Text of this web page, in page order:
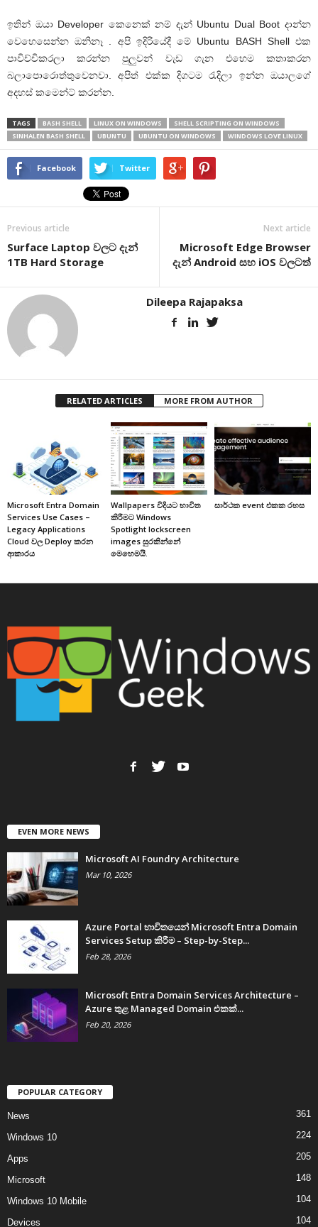
ඉතින් ඔයා Developer කෙනෙක් නම් දැන් Ubuntu Dual Boot දාන්න
වෙහෙසෙන්න ඔනිනෑ . අපි ඉදිරියේදී මේ Ubuntu BASH Shell එක
පාවිච්චිකරලා කරන්න පුලුවන් වැඩ ගැන එහෙම කතාකරන
බලාපොරොත්තුවෙනවා. අපිත් එක්ක දිගටම රැදිලා ඉන්න ඔයාලගේ
අදහස් කමෙන්ට් කරන්න.
TAGS BASH SHELL LINUX ON WINDOWS
SHELL SCRIPTING ON WINDOWS
SINHALEN BASH SHELL
UBUNTU UBUNTU ON WINDOWS WINDOWS LOVE LINUX
Facebook Twitter
Previous article
Surface Laptop වලට දැන්
1TB Hard Storage
Next article
Microsoft Edge Browser
දැන් Android සහ iOS වලටත්
Dileepa Rajapaksa
RELATED ARTICLES MORE FROM AUTHOR
Microsoft Entra Domain
Services Use Cases –
Legacy Applications
Cloud වල Deploy කරන
ආකාරය
Wallpapers විදියට භාවිත
කිරීමට Windows
Spotlight lockscreen
images සුරකින්නේ
මෙහෙමයි.
සාර්ථක event එකක රහස
EVEN MORE NEWS
Microsoft AI Foundry Architecture
Mar 10, 2026
Azure Portal භාවිතයෙන් Microsoft Entra Domain
Services Setup කිරීම – Step-by-Step...
Feb 28, 2026
Microsoft Entra Domain Services Architecture –
Azure තුළ Managed Domain එකක්...
Feb 20, 2026
POPULAR CATEGORY
News 361
Windows 10 224
Apps 205
Microsoft 148
Windows 10 Mobile 104
Devices 104